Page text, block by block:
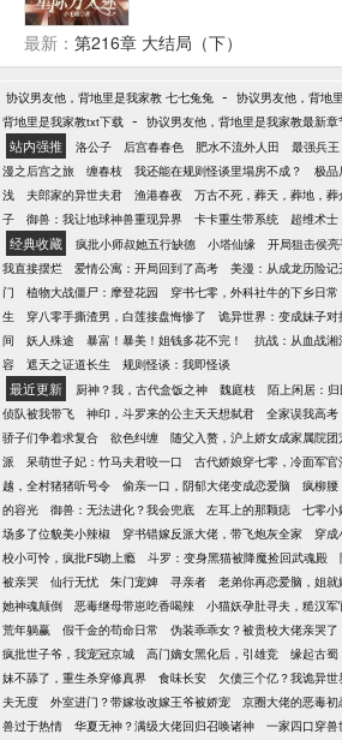
最新： 第216章 大结局（下）
协议男友他，背地里是我家教 七七兔兔 - 协议男友他，背地
背地里是我家教txt下载 - 协议男友他，背地里是我家教最新章
站内强推 洛公子 后宫春春色 肥水不流外人田 最强兵王
漫之后宫之旅
缠春枝 我还能在规则怪谈里塌房不成？ 极品
浅
夫郎家的异世夫君 渔港春夜 万古不死，葬天，葬地，葬
子
御兽：我让地球神兽重现异界 卡卡重生带系统 超维术士
经典收藏 疯批小师叔她五行缺德 小塔仙缘 开局狙击侯
我直接摆烂
爱情公寓：开局回到了高考 美漫：从成龙历险记
门
植物大战僵尸：摩登花园 穿书七零，外科社牛的下乡日常
生
穿八零手撕渣男，白莲接盘悔惨了 诡异世界：变成妹子对
间
妖人殊途 暴富！暴美！姐钱多花不完！ 抗战：从血战
容
遮天之证道长生 规则怪谈：我即怪谈
最近更新 厨神？我，古代盒饭之神 魏庭枝 陌上闲居：归
侦队被我带飞
神印，斗罗来的公主天天想弑君 全家误我高考
骄子们争着求复合
欲色纠缠 随父入赘，沪上娇女成家属院团
派
呆萌世子妃：竹马夫君咬一口 古代娇娘穿七零，冷面军官
越，全村猪猪听号令
偷亲一口，阴郁大佬变成恋爱脑 疯柳腰
的容光
御兽：无法进化？我会兜底 左耳上的那颗痣 七零小
场多了位貌美小辣椒
穿书错嫁反派大佬，带飞炮灰全家 穿
校小可怜，疯批F5吻上瘾
斗罗：变身黑猫被降魔捡回武魂殿
被亲哭
仙行无忧 朱门宠婢 寻亲者 老弟你再恋爱脑，姐
她神魂颠倒
恶毒继母带崽吃香喝辣 小猫妖孕肚寻夫，糙汉军
荒年躺赢
假千金的苟命日常 伪装乖乖女？被贵校大佬亲哭了
疯批世子爷，我宠冠京城
高门嫡女黑化后，引雄竞 缘起古蜀
妹不舔了，重生杀穿修真界
食味长安 欠债三个亿？我诡异世
夫无度
外室进门？带嫁妆改嫁王爷被娇宠 京圈大佬的恶毒初
兽过于热情
华夏无神？满级大佬回归召唤诸神 一家四口穿兽